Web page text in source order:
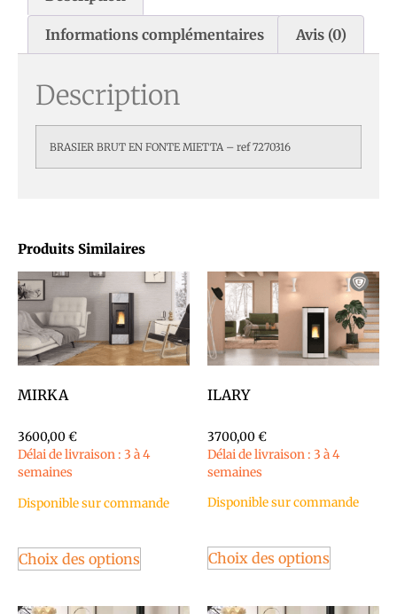
Informations complémentaires Avis (0)
Description
BRASIER BRUT EN FONTE MIETTA – ref 7270316
Produits Similaires
MIRKA
3600,00€
Délai de livraison : 3 à 4
semaines
Disponible sur commande
Choix des options
ILARY
3700,00€
Délai de livraison : 3 à 4
semaines
Disponible sur commande
Choix des options